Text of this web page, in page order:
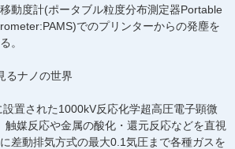
動度計(ポータブル粒度分布測定器Portable
でのプリンターからの発塵を
。
るナノの世界
置された1000kV反応化学超高圧電子顕微
媒反応や金属の酸化・還元反応などを直視
差動排気方式の最大0.1気圧まで各種ガスを